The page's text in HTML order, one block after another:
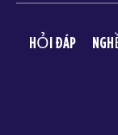
HỎI ĐÁP